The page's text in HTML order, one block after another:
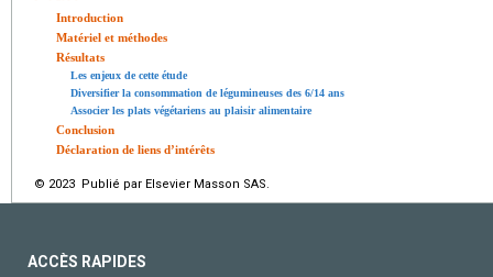
Introduction
Matériel et méthodes
Résultats
Les enjeux de cette étude
Diversifier la consommation de légumineuses des 6/14 ans
Associer les plats végétariens au plaisir alimentaire
Conclusion
Déclaration de liens d’intérêts
© 2023 Publié par Elsevier Masson SAS.
ACCÈS RAPIDES